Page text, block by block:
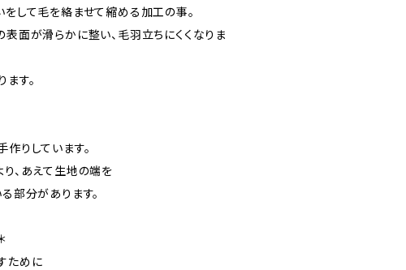
して毛を絡ませて縮める加工の事。
面が滑らかに整い、毛羽立ちにくくなりま
す。
りしています。
、あえて生地の端を
部分があります。
ために